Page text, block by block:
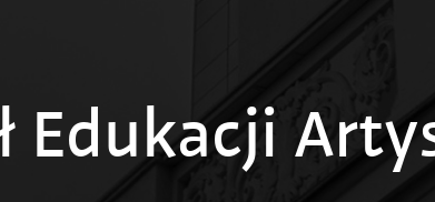
Edukacji